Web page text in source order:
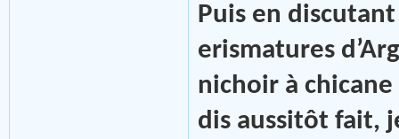
Puis en
erismatures
nichoir à
dis aussitôt fait,